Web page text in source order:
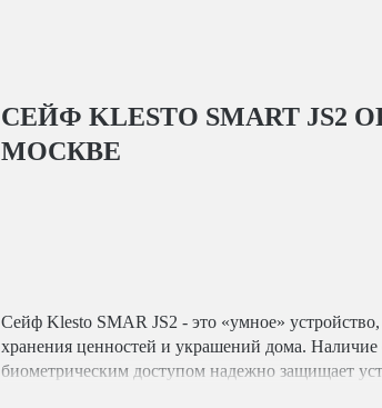
СЕЙФ KLESTO SMART JS2
МОСКВЕ
Сейф Klesto SMAR JS2 - это «умное»
хранения ценностей и украшений дома. Наличие
биометрическим доступом надежно защищает